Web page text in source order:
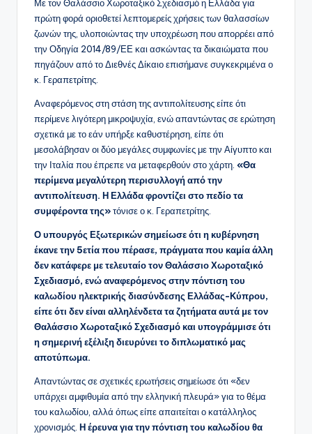
Με τον Θαλάσσιο Χωροταξικό Σχεδιασμό η Ελλάδα για
πρώτη φορά οριοθετεί λεπτομερείς χρήσεις των θαλασσίων
ζωνών της, υλοποιώντας την υποχρέωση που απορρέει από
την Οδηγία 2014/89/ΕΕ και ασκώντας τα δικαιώματα που
πηγάζουν από το Διεθνές Δίκαιο επισήμανε συγκεκριμένα ο
κ. Γεραπετρίτης.
Αναφερόμενος στη στάση της αντιπολίτευσης είπε ότι
περίμενε λιγότερη μικροψυχία, ενώ απαντώντας σε ερώτηση
σχετικά με το εάν υπήρξε καθυστέρηση, είπε ότι
μεσολάβησαν οι δύο μεγάλες συμφωνίες με την Αίγυπτο και
την Ιταλία που έπρεπε να μεταφερθούν στο χάρτη. «Θα
περίμενα μεγαλύτερη περισυλλογή από την
αντιπολίτευση. Η Ελλάδα φροντίζει στο πεδίο τα
συμφέροντα της»τόνισε ο κ. Γεραπετρίτης.
Ο υπουργός Εξωτερικών σημείωσε ότι η κυβέρνηση
έκανε την 5ετία που πέρασε, πράγματα που καμία άλλη
δεν κατάφερε με τελευταίο τον Θαλάσσιο Χωροταξικό
Σχεδιασμό, ενώ αναφερόμενος στην πόντιση του
καλωδίου ηλεκτρικής διασύνδεσης Ελλάδας-Κύπρου,
είπε ότι δεν είναι αλληλένδετα τα ζητήματα αυτά με τον
Θαλάσσιο Χωροταξικό Σχεδιασμό και υπογράμμισε ότι
η σημερινή εξέλιξη διευρύνει το διπλωματικό μας
αποτύπωμα.
Απαντώντας σε σχετικές ερωτήσεις σημείωσε ότι «δεν
υπάρχει αμφιθυμία από την ελληνική πλευρά» για το θέμα
του καλωδίου, αλλά όπως είπε απαιτείται ο κατάλληλος
χρονισμός. Η έρευνα για την πόντιση του καλωδίου θα